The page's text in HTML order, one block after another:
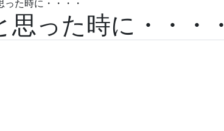
た時に・・・・
った時に・・・・